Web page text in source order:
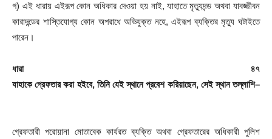
গ) এই ধারায় এইরূপ কোন অধিকার দেওয়া হয় নাই, যাহাতে মৃত্যুদন্ড অথবা যাবজ্জীবন
কারাদন্ডের শাস্তিযোগ্য কোন অপরাধে অভিযুক্ত নহে, এইরূপ ব্যক্তির মৃত্যু ঘটাইতে
পারেন।
ধারা
৪৭
যাহাকে গ্রেফতার করা হইবে, তিনি যেই স্থানে প্রবেশ করিয়াছেন, সেই স্থান তল্লাশি–
গ্রেফতারী পরোয়ানা মোতাবেক কার্যরত ব্যক্তি অথবা গ্রেফতারের অধিকারী পুলিশ